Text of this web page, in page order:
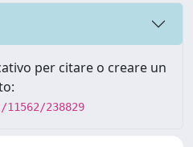
per citare o creare un
238829